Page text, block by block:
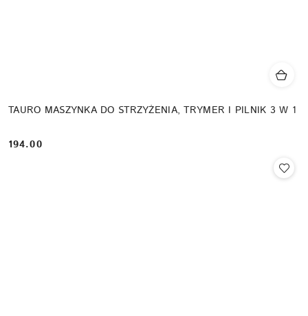
TAURO MASZYNKA DO STRZYŻENIA, TRYMER I PILNIK 3 W 1
Cena:
194.00